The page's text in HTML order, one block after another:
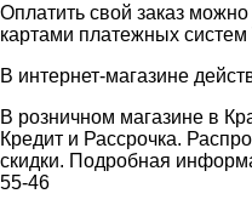
Оплатить свой заказ
картами платежных
В интернет-магазине
В розничном магазине в
Кредит и Рассрочка.
скидки. Подробная
55-46